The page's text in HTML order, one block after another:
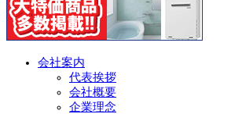
会社案内
代表挨拶
会社概要
企業理念